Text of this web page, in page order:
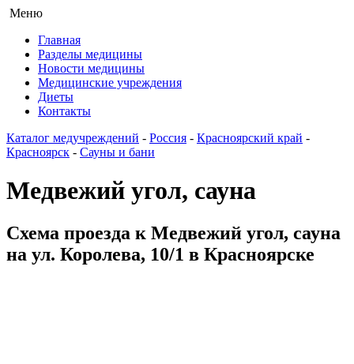
Меню
Главная
Разделы медицины
Новости медицины
Медицинские учреждения
Диеты
Контакты
Каталог медучреждений - Россия - Красноярский край -
Красноярск - Сауны и бани
Медвежий угол, сауна
Схема проезда к Медвежий угол, сауна
на ул. Королева, 10/1 в Красноярске